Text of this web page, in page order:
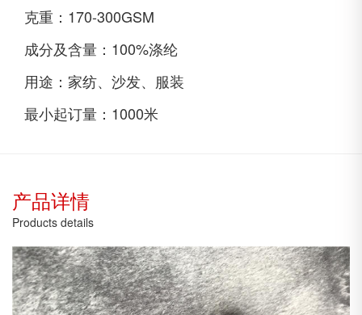
克重： 170-300GSM
成分及含量： 100%涤纶
用途： 家纺、沙发、服装
最小起订量： 1000米
产品详情
Products details